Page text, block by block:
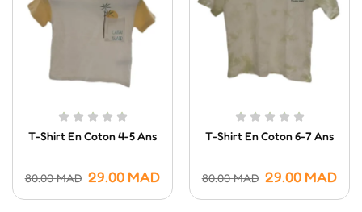
T-Shirt En Coton 4-5 Ans
80.00MAD 29.00 MAD
T-Shirt En Coton 6-7 Ans
80.00MAD 29.00 MAD